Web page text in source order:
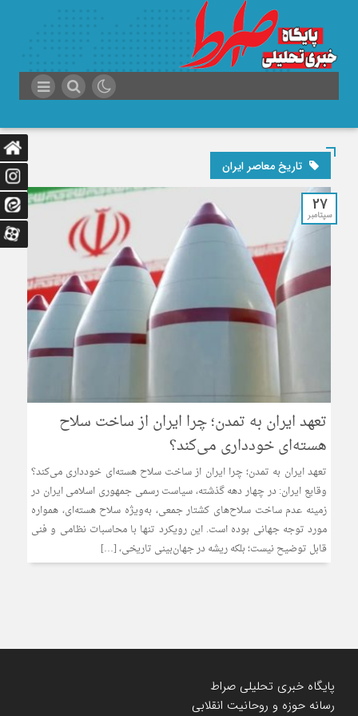
تاریخ معاصر ایران
27
سپتامبر
تعهد ایران به تمدن؛ چرا ایران از ساخت سلاح
هسته‌ای خودداری می‌کند؟
تعهد ایران به تمدن؛ چرا ایران از ساخت سلاح هسته‌ای خودداری می‌کند؟
وقایع ایران: در چهار دهه گذشته، سیاست رسمی جمهوری اسلامی ایران در
زمینه عدم ساخت سلاح‌های کشتار جمعی، به‌ویژه سلاح هسته‌ای، همواره
مورد توجه جهانی بوده است. این رویکرد تنها با محاسبات نظامی و فنی
قابل توضیح نیست؛ بلکه ریشه در جهان‌بینی تاریخی، […]
پایگاه خبری تحلیلی صراط
رسانه حوزه و روحانیت انقلابی